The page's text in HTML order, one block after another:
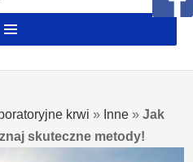
krwi » Inne »Jak
skuteczne metody!